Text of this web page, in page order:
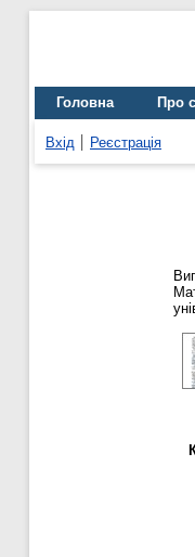
Головна Про
Вхід Реєстрація